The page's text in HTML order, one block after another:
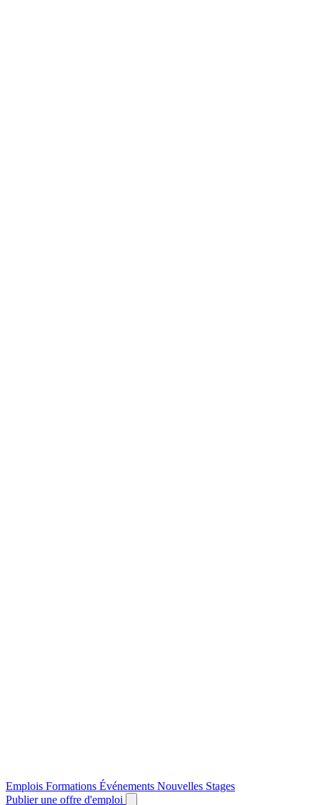
Emplois Formations Événements Nouvelles Stages
Publier une offre d'emploi